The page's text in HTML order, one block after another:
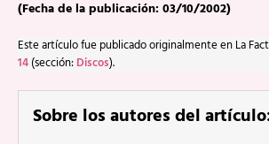
(Fecha de la publicación: 03/10/2002)
Este artículo fue publicado originalmente en La
14 (sección: Discos).
Sobre los autores del